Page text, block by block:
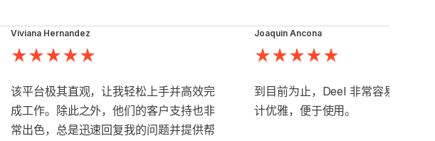
Viviana Hernandez
该平台极其直观，让我轻松上手并高效完
成工作。除此之外，他们的客户支持也非
常出色，总是迅速回复我的问题并提供帮
Joaquin Ancona
到目前为止，Deel 非常容易导航，
计优雅，便于使用。